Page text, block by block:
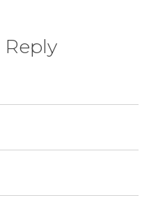
Reply